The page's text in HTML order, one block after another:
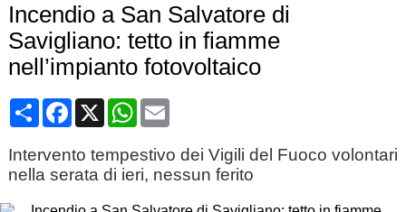
Incendio a San Salvatore di
Savigliano: tetto in fiamme
nell’impianto fotovoltaico
CondividiFacebook
X WhatsApp
Email
Intervento tempestivo dei Vigili del Fuoco volontari
nella serata di ieri, nessun ferito